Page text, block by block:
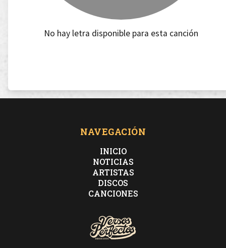
No hay letra disponible para esta canción
NAVEGACIÓN
INICIO
NOTICIAS
ARTISTAS
DISCOS
CANCIONES